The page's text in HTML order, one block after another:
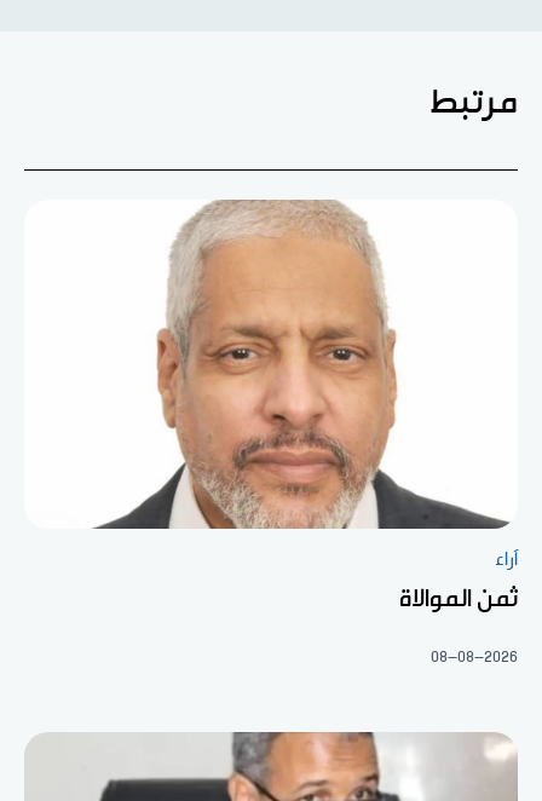
مرتبط
آراء
ثمن الموالاة
08-08-2026